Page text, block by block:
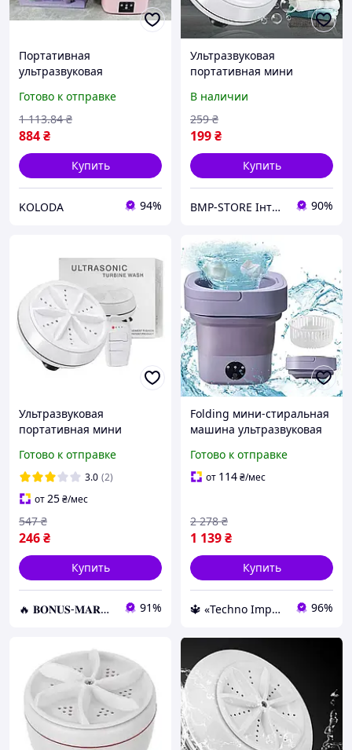
Портативная
ультразвуковая
мини складная на 10L
лучший выбор
Готово к отправке
884₴
1 113.84 ₴
Купить
KOLODA 94%
Ультразвуковая
портативная мини
Ultrasonic Turbine-Wash
турбина на присосках,
USB SLK
В наличии
199₴
259 ₴
Купить
BMP-STORE Інтернет магазин 90%
Ультразвуковая
портативная мини
Usltrasonic Turbine Wash
от USB и повербанка
Готово к отправке
3.0 (2)
от25₴/мес
246₴
547 ₴
Купить
🔥 𝐁𝐎𝐍𝐔𝐒-𝐌𝐀𝐑𝐊𝐄𝐓 🔥 – Трендовые товары по лучшим ценам 91%
Folding мини-стиральная
машина ультразвуковая
машинка маленькая
переносная малютка
Готово к отправке
от 114₴/мес
1 139₴
2 278 ₴
Купить
🔱 «Techno Imperia» Компетентность! Качество товара! Быстрая отправка! ✅ 96%